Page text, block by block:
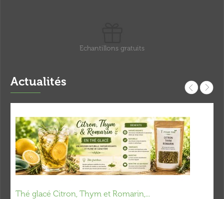
Echantillons gratuits
Actualités
Thé glacé Citron, Thym et Romarin,...